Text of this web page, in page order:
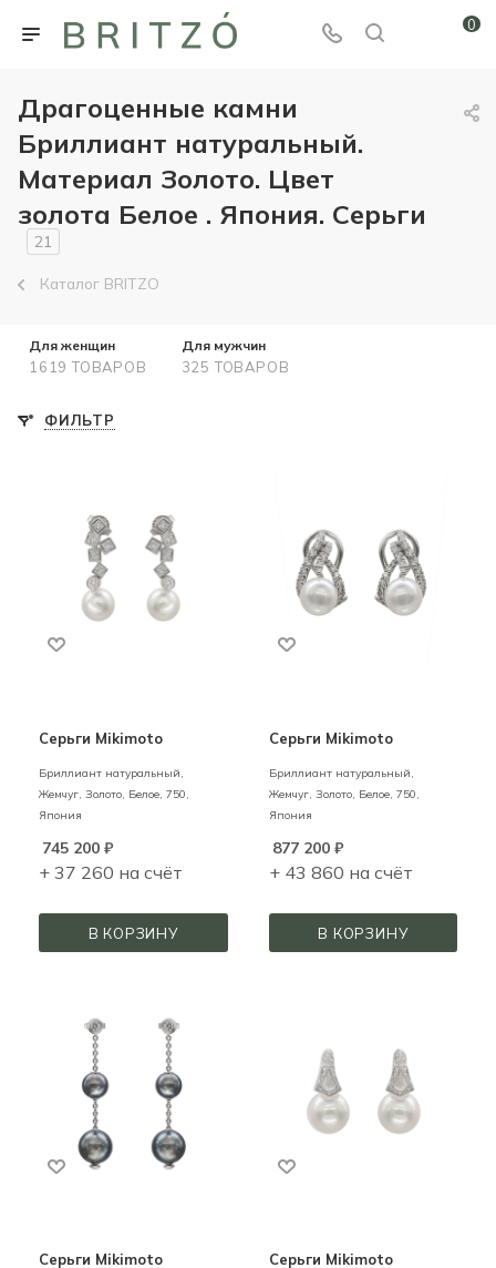
0
Драгоценные камни
Бриллиант натуральный.
Материал Золото. Цвет
золота Белое . Япония. Серьги
21
Каталог BRITZO
Для женщин
1619 ТОВАРОВ
Для мужчин
325 ТОВАРОВ
ФИЛЬТР
Серьги Mikimoto
Бриллиант натуральный,
Жемчуг, Золото, Белое, 750,
Япония
745 200 ₽
+ 37 260 на счёт
В КОРЗИНУ
Серьги Mikimoto
Бриллиант натуральный,
Жемчуг, Золото, Белое, 750,
Япония
877 200₽
+ 43 860 на счёт
В КОРЗИНУ
Серьги Mikimoto Серьги Mikimoto